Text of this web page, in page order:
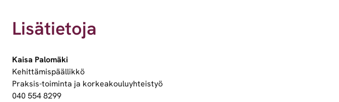
Lisätietoja
Kaisa Palomäki
Kehittämispäällikkö
Praksis-toiminta ja korkeakouluyhteistyö
040 554 8299